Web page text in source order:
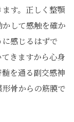
す。正しく整顎
して感触を確か
感じるはずで
きますから心身
を通る副交感神
骨からの筋膜で